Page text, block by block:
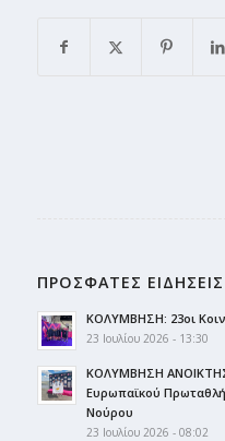
ΠΡΟΣΦΑΤΕΣ ΕΙΔΗΣΕΙΣ
ΚΟΛΥΜΒΗΣΗ: 23οι
23 Ιουλίου 2026 - 13:30
ΚΟΛΥΜΒΗΣΗ
Ευρωπαϊκού
Νούρου
23 Ιουλίου 2026 - 08:02